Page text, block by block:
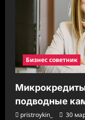
Бизнес советник
подводные
pristroykin_ 30